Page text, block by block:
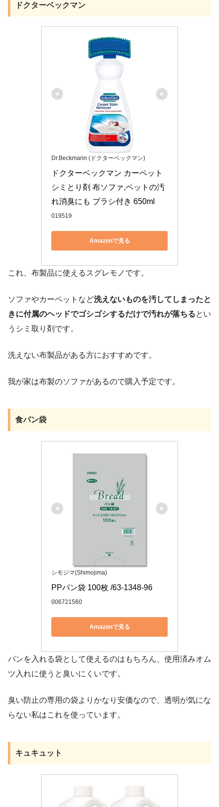
ドクターベックマン
Dr.Beckmann (ドクターベックマン)
ドクターベックマン カーペット
シミとり剤 布ソファ,ペットの汚
れ消臭にも ブラシ付き 650ml
019519
Amazonで見る
これ、布製品に使えるスグレモノです。
ソファやカーペットなど洗えないものを汚してしまったと
きに付属のヘッドでゴシゴシするだけで汚れが落ちるとい
うシミ取り剤です。
洗えない布製品がある方におすすめです。
我が家は布製のソファがあるので購入予定です。
食パン袋
シモジマ(Shimojima)
PPパン袋 100枚 /63-1348-96
006721560
Amazonで見る
パンを入れる袋として使えるのはもちろん、使用済みオム
ツ入れに使うと臭いにくいです。
臭い防止の専用の袋よりかなり安価なので、透明が気にな
らない私はこれを使っています。
キュキュット